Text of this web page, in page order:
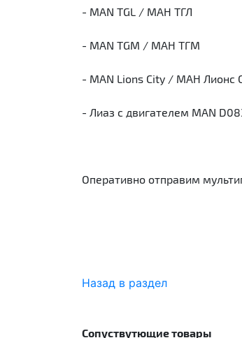
- MAN TGL / МАН ТГЛ
- MAN TGM / МАН ТГМ
- MAN Lions City / МАН Лионс
- Лиаз с двигателем MAN
Оперативно отправим
Назад в раздел
Сопуствутющие товары